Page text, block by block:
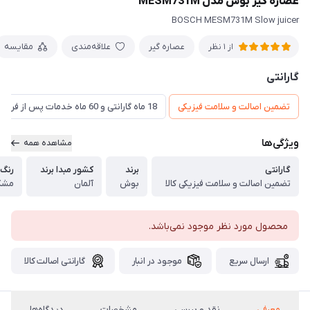
BOSCH MESM731M Slow juicer
از 1 نظر عصاره گیر علاقه‌مندی مقایسه
گارانتی
تضمین اصالت و سلامت فیزیکی 18 ماه گارانتی و 60 ماه خدمات پس از فروش و گارانتی تعویض
ویژگی‌ها مشاهده همه
گارانتی
تضمین اصالت و سلامت فیزیکی کالا
برند
بوش
کشور مبدا برند
آلمان
رنگ
محصول مورد نظر موجود نمی‌باشد.
ارسال سریع موجود در انبار گارانتی اصالت کالا